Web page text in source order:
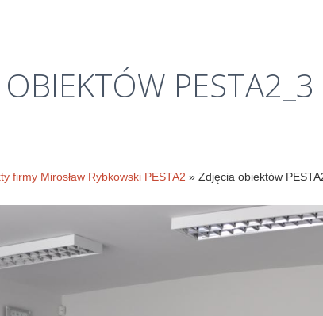
OBIEKTÓW PESTA2_3
firmy Mirosław Rybkowski PESTA2 » Zdjęcia obiektów